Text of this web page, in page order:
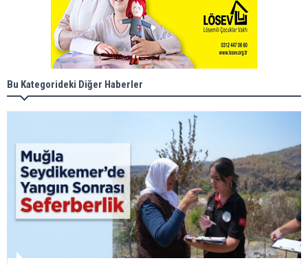
Bu Kategorideki Diğer Haberler